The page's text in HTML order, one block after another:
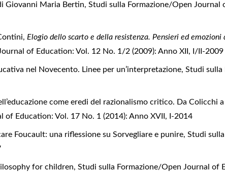
Giovanni Maria Bertin,Studi sulla Formazione/Open Journal
Elogio dello scarto e della resistenza. Pensieri ed emozioni
of Education: Vol. 12 No. 1/2 (2009): Anno XII, I/II-2009
nel Novecento. Linee per un’interpretazione,Studi sulla
come eredi del razionalismo critico. Da
of Education: Vol. 17 No. 1 (2014): Anno XVII, I-2014
Foucault: una riflessione su Sorvegliare e punire,Studi
for children,Studi sulla Formazione/Open Journal of